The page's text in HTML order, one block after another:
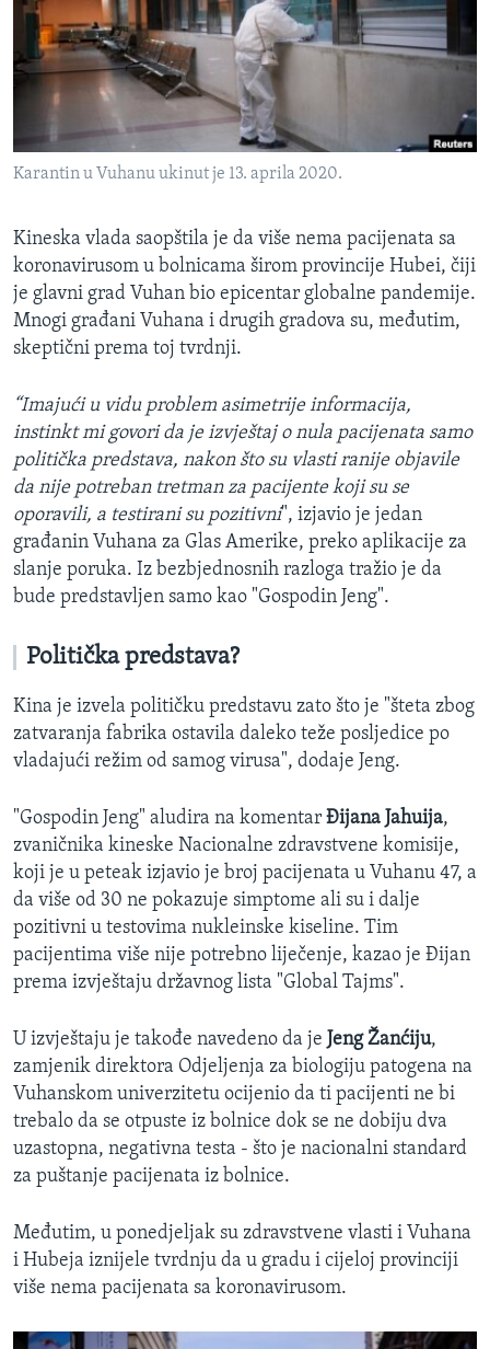
MAGAZIN
O GLASU AMERIKE
Learning English
PRATITE NAS
Jezici
Karantin u Vuhanu ukinut je 13. aprila 2020.
Kineska vlada saopštila je da više nema pacijenata sa
koronavirusom u bolnicama širom provincije Hubei, čiji
je glavni grad Vuhan bio epicentar globalne pandemije.
Mnogi građani Vuhana i drugih gradova su, međutim,
skeptični prema toj tvrdnji.
“Imajući u vidu problem asimetrije informacija,
instinkt mi govori da je izvještaj o nula pacijenata samo
politička predstava, nakon što su vlasti ranije objavile
da nije potreban tretman za pacijente koji su se
oporavili, a testirani su pozitivni", izjavio je jedan
građanin Vuhana za Glas Amerike, preko aplikacije za
slanje poruka. Iz bezbjednosnih razloga tražio je da
bude predstavljen samo kao "Gospodin Jeng".
Politička predstava?
Kina je izvela političku predstavu zato što je "šteta zbog
zatvaranja fabrika ostavila daleko teže posljedice po
vladajući režim od samog virusa", dodaje Jeng.
"Gospodin Jeng" aludira na komentar Đijana Jahuija,
zvaničnika kineske Nacionalne zdravstvene komisije,
koji je u peteak izjavio je broj pacijenata u Vuhanu 47, a
da više od 30 ne pokazuje simptome ali su i dalje
pozitivni u testovima nukleinske kiseline. Tim
pacijentima više nije potrebno liječenje, kazao je Đijan
prema izvještaju državnog lista "Global Tajms".
U izvještaju je takođe navedeno da je Jeng Žanćiju,
zamjenik direktora Odjeljenja za biologiju patogena na
Vuhanskom univerzitetu ocijenio da ti pacijenti ne bi
trebalo da se otpuste iz bolnice dok se ne dobiju dva
uzastopna, negativna testa - što je nacionalni standard
za puštanje pacijenata iz bolnice.
Međutim, u ponedjeljak su zdravstvene vlasti i Vuhana
i Hubeja iznijele tvrdnju da u gradu i cijeloj provinciji
više nema pacijenata sa koronavirusom.